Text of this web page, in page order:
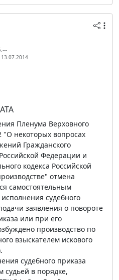
13.07.2014
Пленума Верховного
"О некоторых вопросах
Гражданского
Федерации и
кодекса Российской
отмена
самостоятельным
судебного
заявления о повороте
или при его
производство по
взыскателем искового
судебного приказа
судьей в порядке,